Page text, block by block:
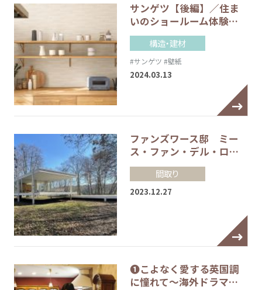
サンゲツ【後編】／住ま
いのショールーム体験…
構造・建材
#サンゲツ #壁紙
2024.03.13
ファンズワース邸 ミー
ス・ファン・デル・ロ…
間取り
2023.12.27
❶こよなく愛する英国調
に憧れて～海外ドラマ…